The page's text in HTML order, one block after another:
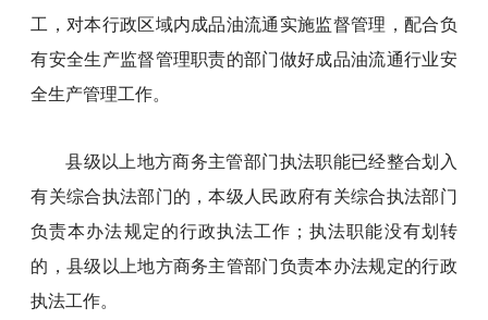
工，对本行政区域内成品油流通实施监督管理，配合负
有安全生产监督管理职责的部门做好成品油流通行业安
全生产管理工作。
县级以上地方商务主管部门执法职能已经整合划入
有关综合执法部门的，本级人民政府有关综合执法部门
负责本办法规定的行政执法工作；执法职能没有划转
的，县级以上地方商务主管部门负责本办法规定的行政
执法工作。